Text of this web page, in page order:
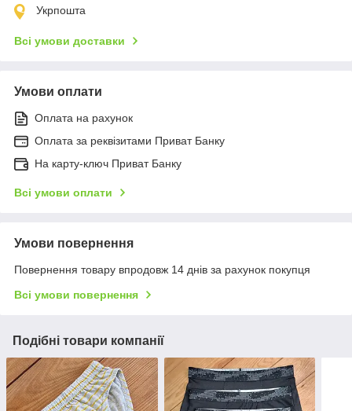
Укрпошта
Всі умови доставки
Умови оплати
Оплата на рахунок
Оплата за реквізитами Приват Банку
На карту-ключ Приват Банку
Всі умови оплати
Умови повернення
Повернення товару впродовж 14 днів за рахунок покупця
Всі умови повернення
Подібні товари компанії